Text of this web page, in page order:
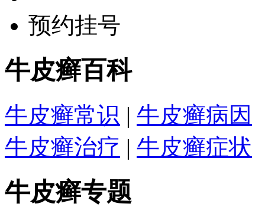
预约挂号
牛皮癣百科
牛皮癣常识 | 牛皮癣病因
牛皮癣治疗 | 牛皮癣症状
牛皮癣专题